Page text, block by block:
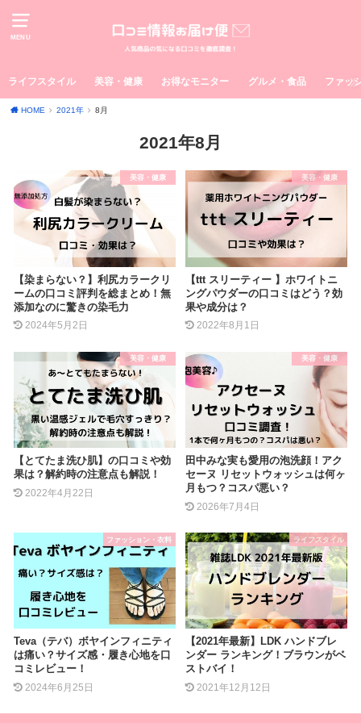
MENU
ライフスタイル 美容・健康 お得なモニター グルメ・食品 ファッ
HOME 2021年 8月
2021年8月
美容・健康
【染まらない？】利尻カラークリ
ームの口コミ評判を総まとめ！無
添加なのに驚きの染毛力
2024年5月2日
美容・健康
【ttt スリーティー 】ホワイトニ
ングパウダーの口コミはどう？効
果や成分は？
2022年8月1日
美容・健康
【とてたま洗ひ肌】の口コミや効
果は？解約時の注意点も解説！
2022年4月22日
美容・健康
田中みな実も愛用の泡洗顔！アク
セーヌ リセットウォッシュは何ヶ
月もつ？コスパ悪い？
2026年7月4日
ファッション・衣料
Teva（テバ）ボヤインフィニティ
は痛い？サイズ感・履き心地を口
コミレビュー！
2024年6月25日
ライフスタイル
【2021年最新】LDK ハンドブレ
ンダー ランキング！ブラウンがベ
ストバイ！
2021年12月12日